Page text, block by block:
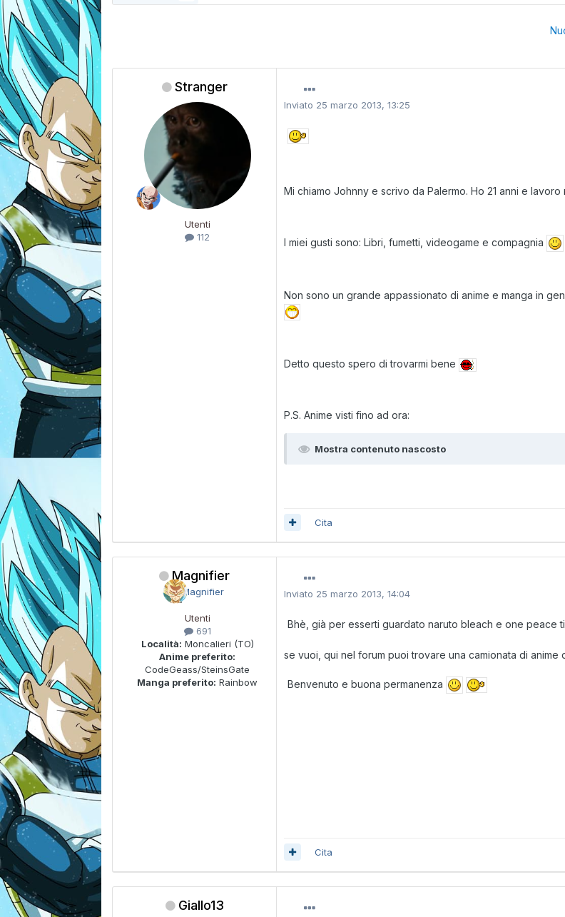
Stranger
Utenti
112
Inviato 25 marzo 2013, 13:25
Mi chiamo Johnny e scrivo da Palermo. Ho 21 anni e
I miei gusti sono: Libri, fumetti, videogame e compagnia
Non sono un grande appassionato di anime e manga in
Detto questo spero di trovarmi bene
P.S. Anime visti fino ad ora:
Mostra contenuto nascosto
Cita
Magnifier
Utenti
691
Località: Moncalieri (TO)
Anime preferito:
CodeGeass/SteinsGate
Manga preferito: Rainbow
Inviato 25 marzo 2013, 14:04
Bhè, già per esserti guardato naruto bleach e one peace
se vuoi, qui nel forum puoi trovare una camionata di anime
Benvenuto e buona permanenza
Cita
Giallo13